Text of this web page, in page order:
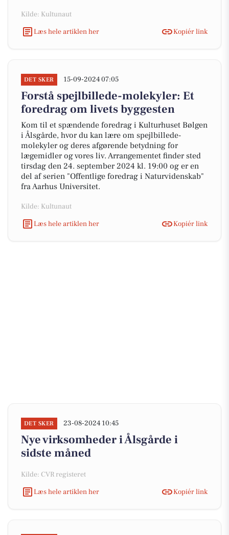
Kilde: Kultunaut
Læs hele artiklen her
Kopiér link
DET SKER 15-09-2024 07:05
Forstå spejlbillede-molekyler: Et
foredrag om livets byggesten
Kom til et spændende foredrag i Kulturhuset Bølgen
i Ålsgårde, hvor du kan lære om spejlbillede-
molekyler og deres afgørende betydning for
lægemidler og vores liv. Arrangementet finder sted
tirsdag den 24. september 2024 kl. 19:00 og er en
del af serien "Offentlige foredrag i Naturvidenskab"
fra Aarhus Universitet.
Kilde: Kultunaut
Læs hele artiklen her
Kopiér link
DET SKER 23-08-2024 10:45
Nye virksomheder i Ålsgårde i
sidste måned
Kilde: CVR registeret
Læs hele artiklen her
Kopiér link